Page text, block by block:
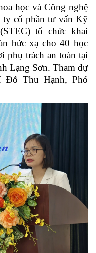
học và Công nghệ
ty cổ phần tư vấn Kỹ
tổ chức khai
bức xạ cho 40 học
phụ trách an toàn tại
Lạng Sơn. Tham dự
Đỗ Thu Hạnh, Phó